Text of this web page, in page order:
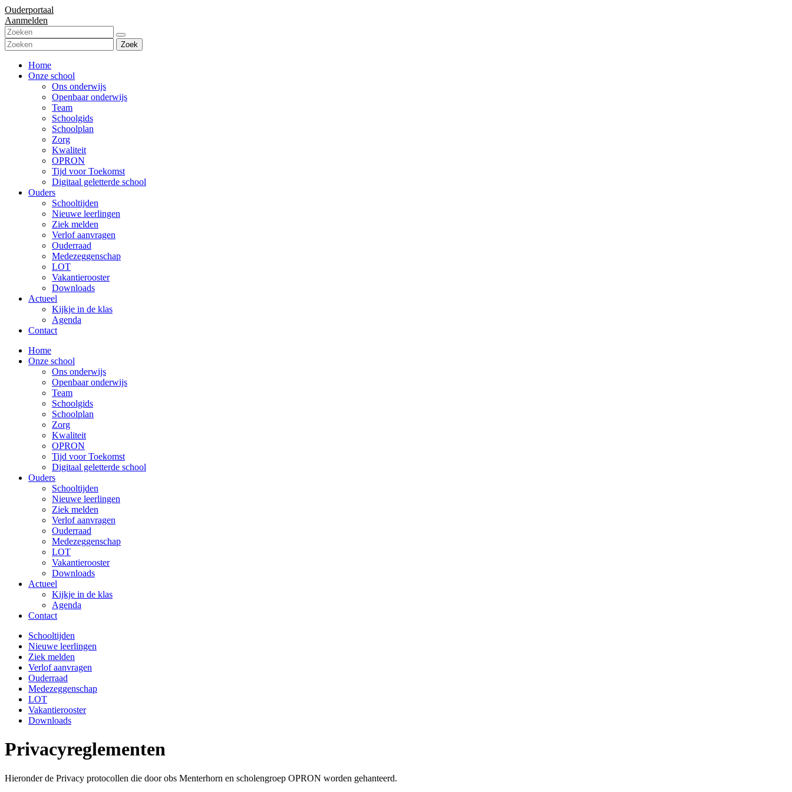
Ouderportaal
Aanmelden
Zoek
Home
Onze school
Ons onderwijs
Openbaar onderwijs
Team
Schoolgids
Schoolplan
Zorg
Kwaliteit
OPRON
Tijd voor Toekomst
Digitaal geletterde school
Ouders
Schooltijden
Nieuwe leerlingen
Ziek melden
Verlof aanvragen
Ouderraad
Medezeggenschap
LOT
Vakantierooster
Downloads
Actueel
Kijkje in de klas
Agenda
Contact
Home
Onze school
Ons onderwijs
Openbaar onderwijs
Team
Schoolgids
Schoolplan
Zorg
Kwaliteit
OPRON
Tijd voor Toekomst
Digitaal geletterde school
Ouders
Schooltijden
Nieuwe leerlingen
Ziek melden
Verlof aanvragen
Ouderraad
Medezeggenschap
LOT
Vakantierooster
Downloads
Actueel
Kijkje in de klas
Agenda
Contact
Schooltijden
Nieuwe leerlingen
Ziek melden
Verlof aanvragen
Ouderraad
Medezeggenschap
LOT
Vakantierooster
Downloads
Privacyreglementen
Hieronder de Privacy protocollen die door obs Menterhorn en scholengroep OPRON worden gehanteerd.